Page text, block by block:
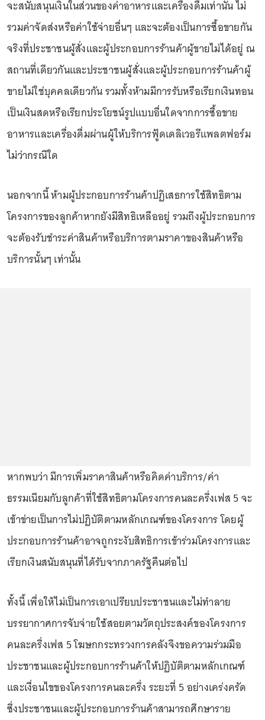
จะสนับสนุนเงินในส่วนของค่าอาหารและเครื่องดื่มเท่านั้น ไม่
รวมค่าจัดส่งหรือค่าใช้จ่ายอื่นๆ และจะต้องเป็นการซื้อขายกัน
จริงที่ประชาชนผู้สั่งและผู้ประกอบการร้านค้าผู้ขายไม่ได้อยู่ ณ
สถานที่เดียวกันและประชาชนผู้สั่งและผู้ประกอบการร้านค้าผู้
ขายไม่ใช่บุคคลเดียวกัน รวมทั้งห้ามมีการรับหรือเรียกเงินทอน
เป็นเงินสดหรือเรียกประโยชน์รูปแบบอื่นใดจากการซื้อขาย
อาหารและเครื่องดื่มผ่านผู้ให้บริการฟู้ดเดลิเวอรีแพลตฟอร์ม
ไม่ว่ากรณีใด
นอกจากนี้ ห้ามผู้ประกอบการร้านค้าปฏิเสธการใช้สิทธิตาม
โครงการของลูกค้าหากยังมีสิทธิเหลืออยู่ รวมถึงผู้ประกอบการ
จะต้องรับชำระค่าสินค้าหรือบริการตามราคาของสินค้าหรือ
บริการนั้นๆ เท่านั้น
หากพบว่า มีการเพิ่มราคาสินค้าหรือคิดค่าบริการ/ค่า
ธรรมเนียมกับลูกค้าที่ใช้สิทธิตามโครงการคนละครึ่งเฟส 5 จะ
เข้าข่ายเป็นการไม่ปฏิบัติตามหลักเกณฑ์ของโครงการ โดยผู้
ประกอบการร้านค้าอาจถูกระงับสิทธิการเข้าร่วมโครงการและ
เรียกเงินสนับสนุนที่ได้รับจากภาครัฐคืนต่อไป
ทั้งนี้ เพื่อให้ไม่เป็นการเอาเปรียบประชาชนและไม่ทำลาย
บรรยากาศการจับจ่ายใช้สอยตามวัตถุประสงค์ของโครงการ
คนละครึ่งเฟส 5 โฆษกกระทรวงการคลังจึงขอความร่วมมือ
ประชาชนและผู้ประกอบการร้านค้าให้ปฏิบัติตามหลักเกณฑ์
และเงื่อนไขของโครงการคนละครึ่ง ระยะที่ 5 อย่างเคร่งครัด
ซึ่งประชาชนและผู้ประกอบการร้านค้าสามารถศึกษาราย